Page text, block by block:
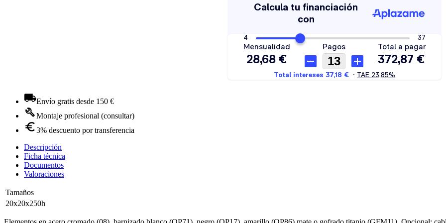
Envío gratis desde 150 €
Montaje profesional (consultar)
3% descuento por transferencia
Descripción
Ficha técnica
Documentos
Valoraciones
Tamaños
20x20x250h